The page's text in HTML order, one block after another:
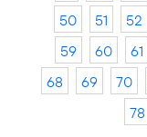
50
51 52
59
60 61
68
69 70
78